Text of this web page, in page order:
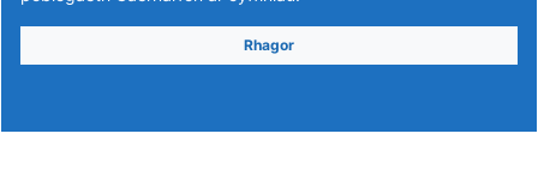
Rhagor